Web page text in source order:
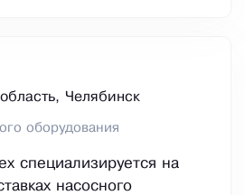
Челябинск
оборудования
специализируется на
насосного